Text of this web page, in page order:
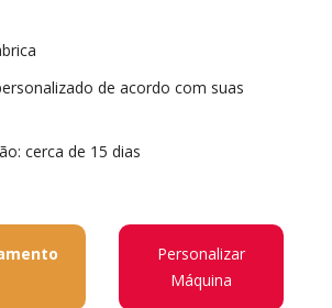
de acordo com suas
cerca de 15 dias
Personalizar
Máquina